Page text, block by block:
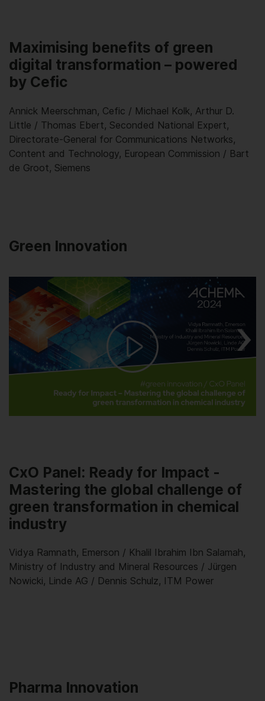
Maximising benefits of green
digital transformation – powered
by Cefic
Annick Meerschman, Cefic / Michael Kolk, Arthur D.
Little / Thomas Ebert, Seconded National Expert,
Directorate-General for Communications Networks,
Content and Technology, European Commission / Bart
de Groot, Siemens
Green Innovation
Play
Video
CxO Panel: Ready for Impact -
Mastering the global challenge of
green transformation in chemical
industry
Vidya Ramnath, Emerson / Khalil Ibrahim Ibn Salamah,
Ministry of Industry and Mineral Resources / Jürgen
Nowicki, Linde AG / Dennis Schulz, ITM Power
Pharma Innovation